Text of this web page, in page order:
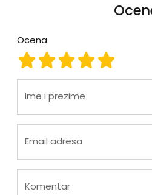
Ocena
Ocena 5
Ocena 4
Ocena 3
Ocena 2
Ocena 1
Ime i prezime
Email adresa
Komentar